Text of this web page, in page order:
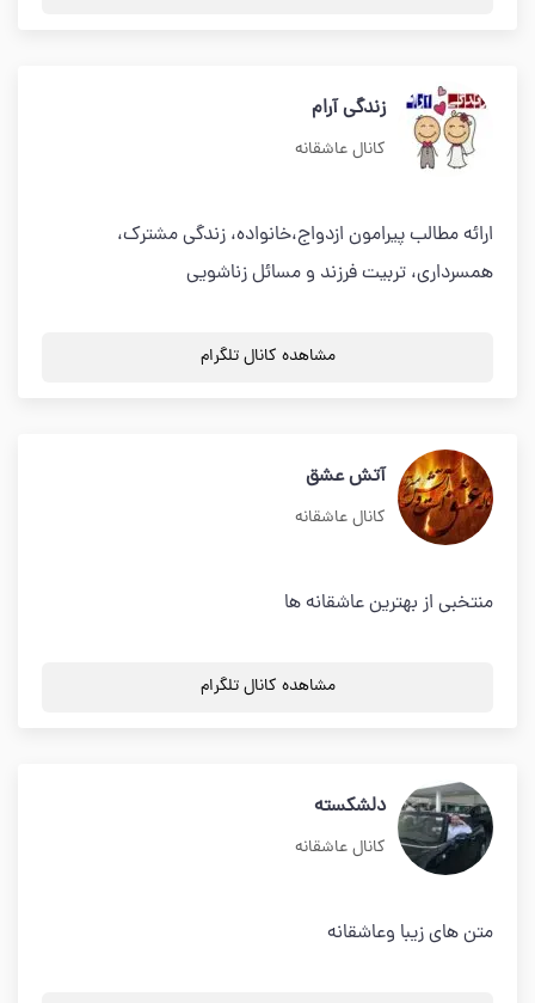
زندگی آرام
کانال عاشقانه
ارائه مطالب پیرامون ازدواج،خانواده، زندگی مشترک،
همسرداری، تربیت فرزند و مسائل زناشویی
مشاهده کانال تلگرام
آتش عشق
کانال عاشقانه
منتخبی از بهترین عاشقانه ها
مشاهده کانال تلگرام
دلشکسته
کانال عاشقانه
متن های زیبا وعاشقانه